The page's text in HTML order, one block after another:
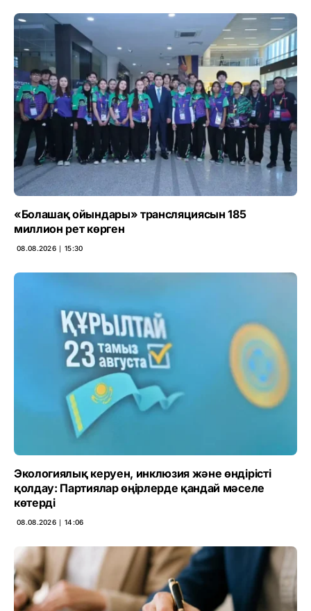
«Болашақ ойындары» трансляциясын 185
миллион рет көрген
08.08.2026 ∣ 15:30
Экологиялық керуен, инклюзия және өндірісті
қолдау: Партиялар өңірлерде қандай мәселе
көтерді
08.08.2026 ∣ 14:06